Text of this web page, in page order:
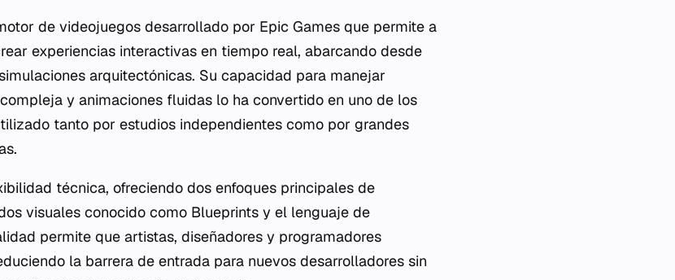
de videojuegos desarrollado por Epic Games que permite a
experiencias interactivas en tiempo real, abarcando desde
arquitectónicas. Su capacidad para manejar
y animaciones fluidas lo ha convertido en uno de los
tanto por estudios independientes como por grandes
técnica, ofreciendo dos enfoques principales de
visuales conocido como Blueprints y el lenguaje de
permite que artistas, diseñadores y programadores
la barrera de entrada para nuevos desarrolladores sin